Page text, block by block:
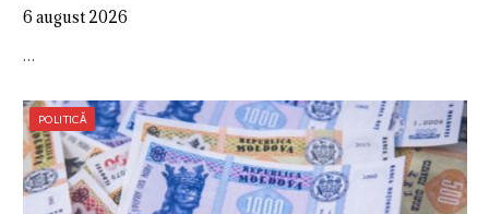
6 august 2026
…
POLITICĂ